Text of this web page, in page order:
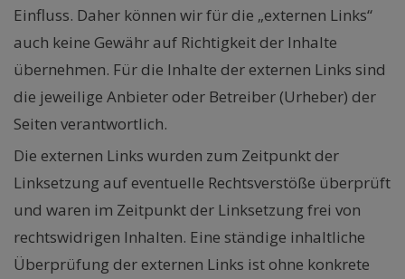
Einfluss. Daher können wir für die „externen Links“
auch keine Gewähr auf Richtigkeit der Inhalte
übernehmen. Für die Inhalte der externen Links sind
die jeweilige Anbieter oder Betreiber (Urheber) der
Seiten verantwortlich.
Die externen Links wurden zum Zeitpunkt der
Linksetzung auf eventuelle Rechtsverstöße überprüft
und waren im Zeitpunkt der Linksetzung frei von
rechtswidrigen Inhalten. Eine ständige inhaltliche
Überprüfung der externen Links ist ohne konkrete